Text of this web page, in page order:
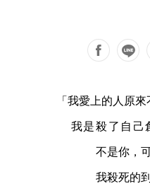
「我愛上的人原
我是殺了自己
不是你，
我殺死的